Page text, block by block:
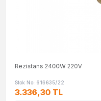
Rezistans 2400W 220V
Stok No: 616635/22
3.336,30 TL